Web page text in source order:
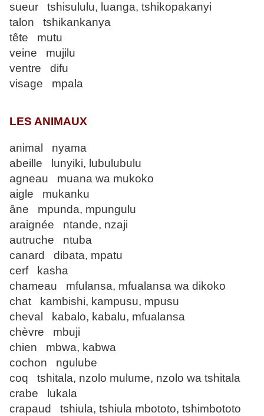
sueur tshisululu, luanga, tshikopakanyi
talon tshikankanya
tête mutu
veine mujilu
ventre difu
visage mpala
LES ANIMAUX
animal nyama
abeille lunyiki, lubulubulu
agneau muana wa mukoko
aigle mukanku
âne mpunda, mpungulu
araignée ntande, nzaji
autruche ntuba
canard dibata, mpatu
cerf kasha
chameau mfulansa, mfualansa wa dikoko
chat kambishi, kampusu, mpusu
cheval kabalo, kabalu, mfualansa
chèvre mbuji
chien mbwa, kabwa
cochon ngulube
coq tshitala, nzolo mulume, nzolo wa tshitala
crabe lukala
crapaud tshiula, tshiula mbototo, tshimbototo